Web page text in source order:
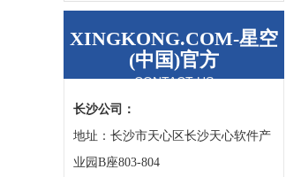
XINGKONG.COM-星空
(中国)官方
CONTACT US
长沙公司：
地址：长沙市天心区长沙天心软件产
业园B座803-804